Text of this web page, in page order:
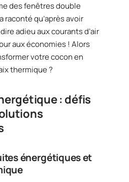
des fenêtres double
raconté qu’après avoir
adieu aux courants d’air
aux économies ! Alors
votre cocon en
thermique ?
: défis
énergétiques et